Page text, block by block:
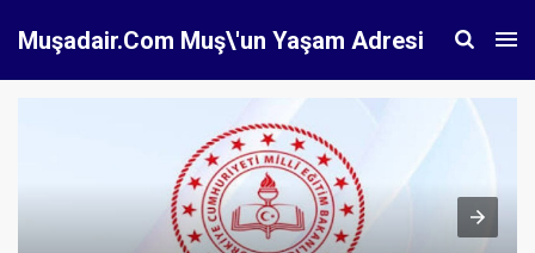
Muşadair.Com Muş\'un Yaşam Adresi